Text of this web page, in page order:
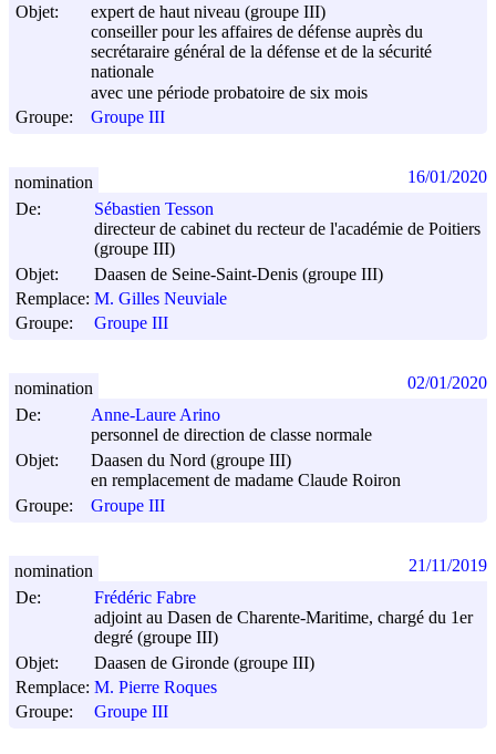
Objet:
expert de haut niveau (groupe III)
conseiller pour les affaires de défense auprès du
secrétaraire général de la défense et de la sécurité
nationale
avec une période probatoire de six mois
Groupe:
Groupe III
De:
Sébastien Tesson
directeur de cabinet du recteur de l'académie de Poitiers
(groupe III)
Objet:
Daasen de Seine-Saint-Denis (groupe III)
Remplace: M. Gilles Neuviale
Groupe:
Groupe III
nomination 16/01/2020
De:
Anne-Laure Arino
personnel de direction de classe normale
Objet:
Daasen du Nord (groupe III)
en remplacement de madame Claude Roiron
Groupe:
Groupe III
nomination 02/01/2020
De:
Frédéric Fabre
adjoint au Dasen de Charente-Maritime, chargé du 1er
degré (groupe III)
Objet:
Daasen de Gironde (groupe III)
Remplace: M. Pierre Roques
Groupe:
Groupe III
nomination 21/11/2019